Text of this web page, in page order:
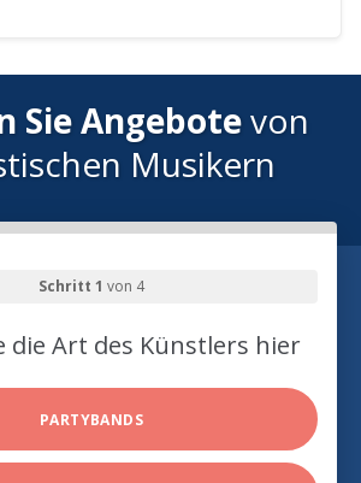
Sie Angebotevon
Musikern
Schritt 1 von 4
die Art des Künstlers hier
PARTYBANDS